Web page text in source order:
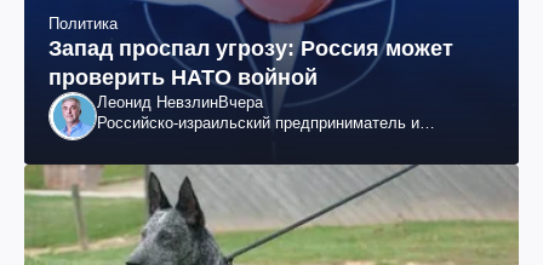
Политика
Запад проспал угрозу: Россия может
проверить НАТО войной
Леонид НевзлинВчера
Российско-израильский предприниматель и
"ЮКОСа"